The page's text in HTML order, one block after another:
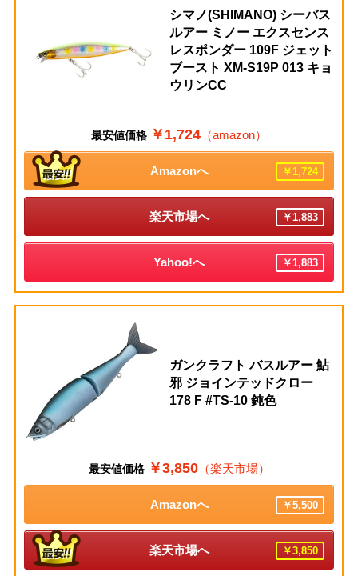
シマノ(SHIMANO) シーバス
ルアー ミノー エクスセンス
レスポンダー 109F ジェット
ブースト XM-S19P 013 キョ
ウリンCC
最安値価格 ￥1,724 （amazon）
Amazonへ ￥1,724
楽天市場へ ￥1,883
Yahoo!へ ￥1,883
ガンクラフト バスルアー 鮎
邪 ジョインテッドクロー
178 F #TS-10 鈍色
最安値価格 ￥3,850（楽天市場）
Amazonへ ￥5,500
楽天市場へ ￥3,850